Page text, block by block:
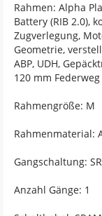
Rahmen: Alpha
Battery (RIB 2.0),
Zugverlegung,
Geometrie,
ABP, UDH,
120 mm Federweg
Rahmengröße: M
Rahmenmaterial:
Gangschaltung:
Anzahl Gänge: 1